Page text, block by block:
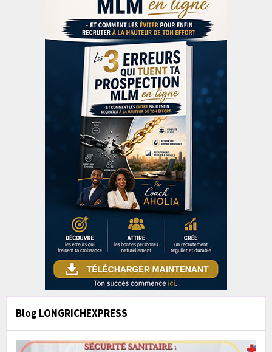
Blog LONGRICHEXPRESS